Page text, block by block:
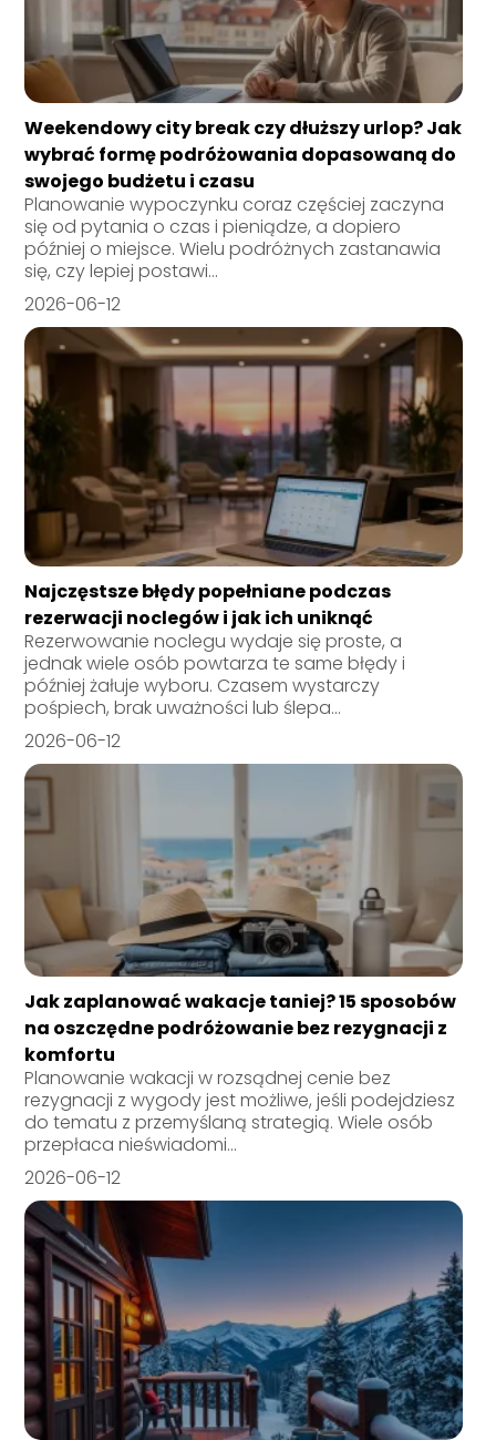
Weekendowy city break czy dłuższy urlop? Jak
wybrać formę podróżowania dopasowaną do
swojego budżetu i czasu
Planowanie wypoczynku coraz częściej zaczyna
się od pytania o czas i pieniądze, a dopiero
później o miejsce. Wielu podróżnych zastanawia
się, czy lepiej postawi...
2026-06-12
Najczęstsze błędy popełniane podczas
rezerwacji noclegów i jak ich uniknąć
Rezerwowanie noclegu wydaje się proste, a
jednak wiele osób powtarza te same błędy i
później żałuje wyboru. Czasem wystarczy
pośpiech, brak uważności lub ślepa...
2026-06-12
Jak zaplanować wakacje taniej? 15 sposobów
na oszczędne podróżowanie bez rezygnacji z
komfortu
Planowanie wakacji w rozsądnej cenie bez
rezygnacji z wygody jest możliwe, jeśli podejdziesz
do tematu z przemyślaną strategią. Wiele osób
przepłaca nieświadomi...
2026-06-12